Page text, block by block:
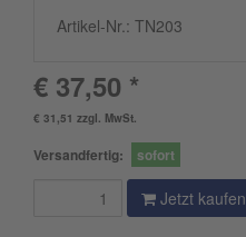
Artikel-Nr.: TN203
€ 37,50 *
€ 31,51 zzgl. MwSt.
Versandfertig: sofort
Jetzt kaufen